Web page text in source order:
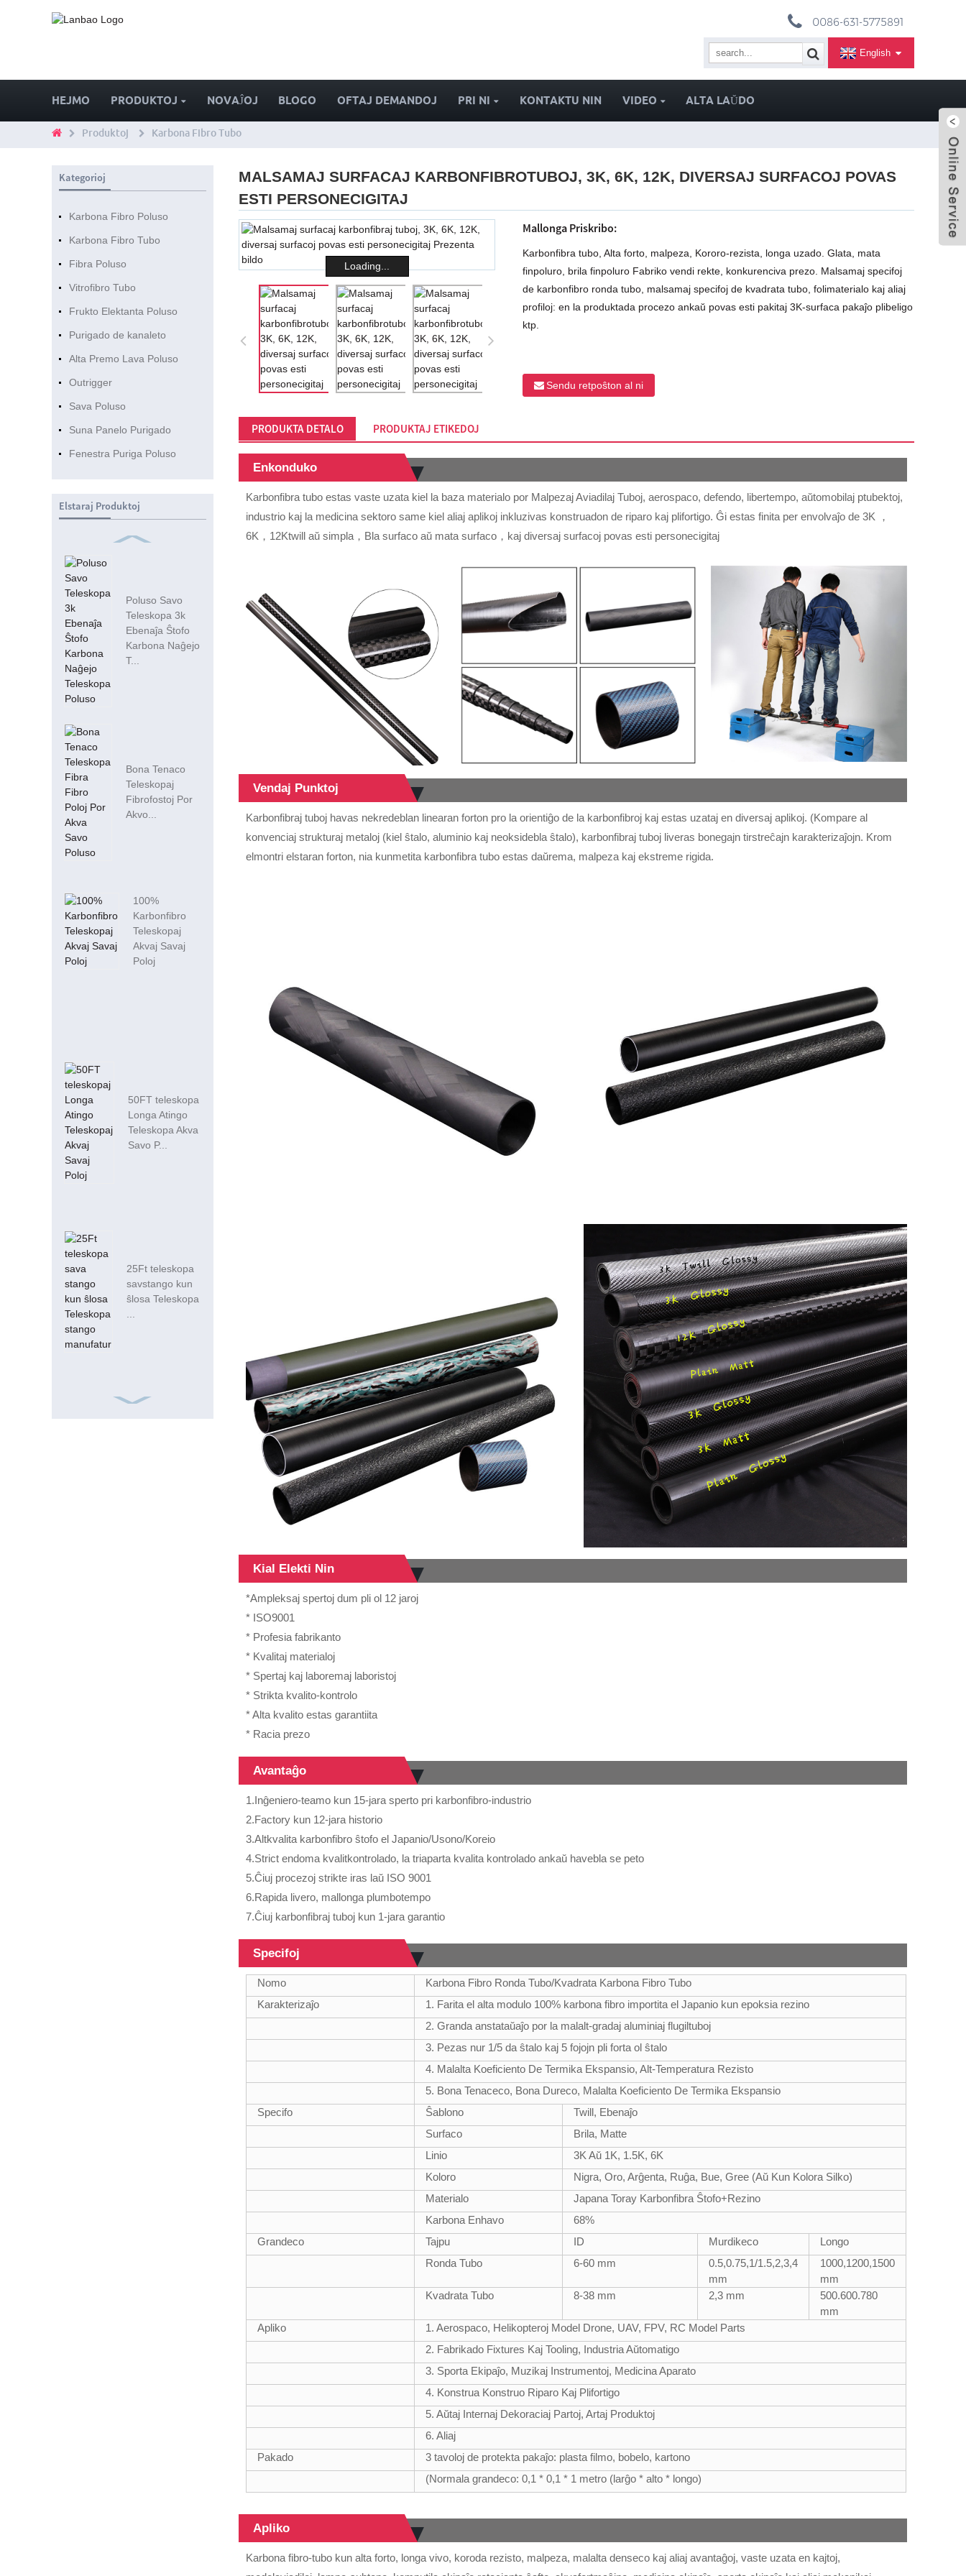
0086-631-5775891
English
HEJMO PRODUKTOJ NOVAĴOJ BLOGO OFTAJ DEMANDOJ PRI NI KONTAKTU NIN VIDEO ALTA LAŬDO
Produktoj Karbona Fibro Tubo
Kategorioj
Karbona Fibro Poluso
Karbona Fibro Tubo
Fibra Poluso
Vitrofibro Tubo
Frukto Elektanta Poluso
Purigado de kanaleto
Alta Premo Lava Poluso
Outrigger
Sava Poluso
Suna Panelo Purigado
Fenestra Puriga Poluso
Elstaraj Produktoj
Poluso Savo
Teleskopa 3k
Ebenaĵa Ŝtofo
Karbona Naĝejo
T...
Bona Tenaco
Teleskopaj
Fibrofostoj Por
Akvo...
100%
Karbonfibro
Teleskopaj
Akvaj Savaj
Poloj
50FT teleskopa
Longa Atingo
Teleskopa Akva
Savo P...
25Ft teleskopa
savstango kun
ŝlosa Teleskopa
...
MALSAMAJ SURFACAJ KARBONFIBROTUBOJ, 3K, 6K, 12K, DIVERSAJ SURFACOJ POVAS
ESTI PERSONECIGITAJ
Loading...
Mallonga Priskribo:
Karbonfibra tubo, Alta forto, malpeza, Kororo-rezista, longa uzado. Glata, mata
finpoluro, brila finpoluro Fabriko vendi rekte, konkurenciva prezo. Malsamaj specifoj
de karbonfibro ronda tubo, malsamaj specifoj de kvadrata tubo, folimaterialo kaj aliaj
profiloj: en la produktada procezo ankaŭ povas esti pakitaj 3K-surfaca pakaĵo plibeligo
ktp.
Sendu retpoŝton al ni
PRODUKTA DETALO PRODUKTAJ ETIKEDOJ
Enkonduko
Karbonfibra tubo estas vaste uzata kiel la baza materialo por Malpezaj Aviadilaj Tuboj, aerospaco, defendo, libertempo, aŭtomobilaj ptubektoj,
industrio kaj la medicina sektoro same kiel aliaj aplikoj inkluzivas konstruadon de riparo kaj plifortigo. Ĝi estas finita per envolvaĵo de 3K ，
6K，12Ktwill aŭ simpla，Bla surfaco aŭ mata surfaco，kaj diversaj surfacoj povas esti personecigitaj
Vendaj Punktoj
Karbonfibraj tuboj havas nekredeblan linearan forton pro la orientiĝo de la karbonfibroj kaj estas uzataj en diversaj aplikoj. (Kompare al
konvenciaj strukturaj metaloj (kiel ŝtalo, aluminio kaj neoksidebla ŝtalo), karbonfibraj tuboj liveras bonegajn tirstreĉajn karakterizaĵojn. Krom
elmontri elstaran forton, nia kunmetita karbonfibra tubo estas daŭrema, malpeza kaj ekstreme rigida.
Kial Elekti Nin
*Ampleksaj spertoj dum pli ol 12 jaroj
* ISO9001
* Profesia fabrikanto
* Kvalitaj materialoj
* Spertaj kaj laboremaj laboristoj
* Strikta kvalito-kontrolo
* Alta kvalito estas garantiita
* Racia prezo
Avantaĝo
1.Inĝeniero-teamo kun 15-jara sperto pri karbonfibro-industrio
2.Factory kun 12-jara historio
3.Altkvalita karbonfibro ŝtofo el Japanio/Usono/Koreio
4.Strict endoma kvalitkontrolado, la triaparta kvalita kontrolado ankaŭ havebla se peto
5.Ĉiuj procezoj strikte iras laŭ ISO 9001
6.Rapida livero, mallonga plumbotempo
7.Ĉiuj karbonfibraj tuboj kun 1-jara garantio
Specifoj
Nomo
Karbona Fibro Ronda Tubo/Kvadrata Karbona Fibro Tubo
Karakterizaĵo
1. Farita el alta modulo 100% karbona fibro importita el Japanio kun epoksia rezino
2. Granda anstataŭaĵo por la malalt-gradaj aluminiaj flugiltuboj
3. Pezas nur 1/5 da ŝtalo kaj 5 fojojn pli forta ol ŝtalo
4. Malalta Koeficiento De Termika Ekspansio, Alt-Temperatura Rezisto
5. Bona Tenaceco, Bona Dureco, Malalta Koeficiento De Termika Ekspansio
Specifo
Ŝablono
Twill, Ebenaĵo
Surfaco
Brila, Matte
Linio
3K Aŭ 1K, 1.5K, 6K
Koloro
Nigra, Oro, Arĝenta, Ruĝa, Bue, Gree (Aŭ Kun Kolora Silko)
Materialo
Japana Toray Karbonfibra Ŝtofo+Rezino
Karbona Enhavo
68%
Grandeco
Tajpu ID Murdikeco
Longo
Ronda Tubo
6-60 mm
0.5,0.75,1/1.5,2,3,4
mm
1000,1200,1500
mm
Kvadrata Tubo
8-38 mm 2,3 mm
500.600.780
mm
Apliko
1. Aerospaco, Helikopteroj Model Drone, UAV, FPV, RC Model Parts
2. Fabrikado Fixtures Kaj Tooling, Industria Aŭtomatigo
3. Sporta Ekipaĵo, Muzikaj Instrumentoj, Medicina Aparato
4. Konstrua Konstruo Riparo Kaj Plifortigo
5. Aŭtaj ​​Internaj Dekoraciaj Partoj, Artaj Produktoj
6. Aliaj
Pakado
3 tavoloj de protekta pakaĵo: plasta filmo, bobelo, kartono
(Normala grandeco: 0,1 * 0,1 * 1 metro (larĝo * alto * longo)
Apliko
Karbona fibro-tubo kun alta forto, longa vivo, koroda rezisto, malpeza, malalta denseco kaj aliaj avantaĝoj, vaste uzata en kajtoj,